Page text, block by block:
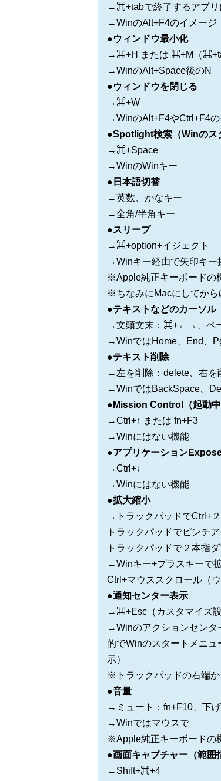
→⌘+tabで終了するアプ
→WinのAlt+F4のイメージ
●ウィンドウ最小化
→⌘+H または ⌘+M（
→WinのAlt+Space後のN
●ウィンドウを閉じる
→⌘+W
→WinのAlt+F4やCtrl+F4の
●Spotlight検索（Winのス
→⌘+Space
→WinのWinキー
●日本語切替
→英数、かなキー
→全角/半角キー
●スリープ
→⌘+option+イジェクト
→Winキー経由で矢印キー
※Apple純正キーボードの
※ちなみにMacにしてから
●テキストなどのカーソル
→文頭文末：⌘+←→、ペー
→WinではHome、End、
●テキスト削除
→左を削除：delete、右を
→WinではBackSpace、Del
●Mission Control（起動中
→Ctrl+↑ または fn+F3
→Winにはない機能
●アプリケーション
→Ctrl+↓
→Winにはない機能
●拡大縮小
→トラックパッドでCtrl+
トラックパッドでピンチ
トラックパッドで２本指
→Winキー+プラスキーで
Ctrl+マウススクロール（
●通知センター表示
→⌘+Esc（カスタマイズ設
→Winのアクションセンタ
的でWinのスタートメニ
示）
※トラックパッドの右端
●音量
→ミュート：fn+F10、下
→Winではマウスで
※Apple純正キーボードの
●画面キャプチャー（範囲
→Shift+⌘+4